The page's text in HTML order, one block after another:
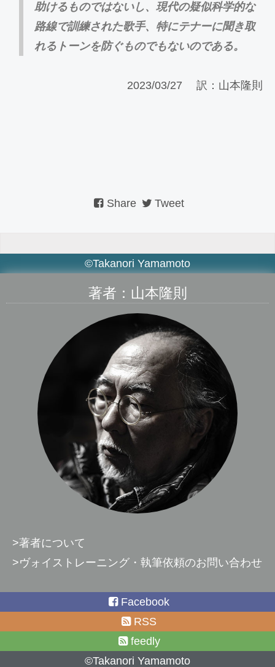
助けるものではないし、現代の疑似科学的な
路線で訓練された歌手、特にテナーに聞き取
れるトーンを防ぐものでもないのである。
2023/03/27 訳：山本隆則
Share Tweet
©Takanori Yamamoto
著者：山本隆則
>著者について
>ヴォイストレーニング・執筆依頼のお問い合わせ
Facebook
RSS
feedly
©Takanori Yamamoto